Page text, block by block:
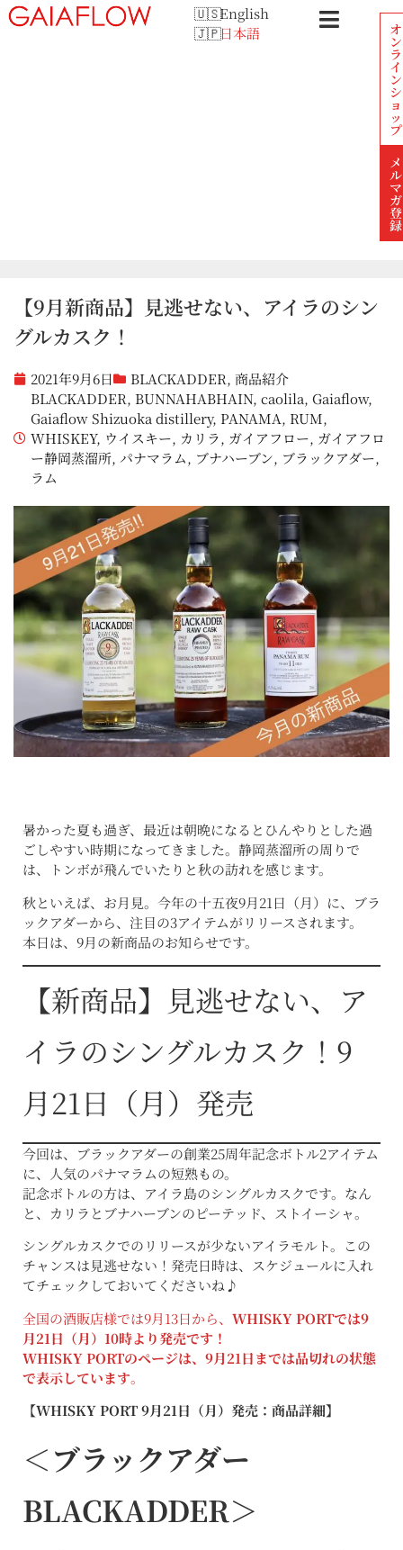
English
日本語
オ
ン
ラ
イ
ン
シ
ョ
ッ
プ
メ
ル
マ
ガ
登
録
【9月新商品】見逃せない、アイラのシン
グルカスク！
2021年9月6日 BLACKADDER, 商品紹介
BLACKADDER, BUNNAHABHAIN, caolila, Gaiaflow,
Gaiaflow Shizuoka distillery, PANAMA, RUM,
WHISKEY, ウイスキー, カリラ, ガイアフロー, ガイアフロ
ー静岡蒸溜所, パナマラム, ブナハーブン, ブラックアダー,
ラム
暑かった夏も過ぎ、最近は朝晩になるとひんやりとした過
ごしやすい時期になってきました。静岡蒸溜所の周りで
は、トンボが飛んでいたりと秋の訪れを感じます。
秋といえば、お月見。今年の十五夜9月21日（月）に、ブラ
ックアダーから、注目の3アイテムがリリースされます。
本日は、9月の新商品のお知らせです。
【新商品】見逃せない、ア
イラのシングルカスク！9
月21日（月）発売
今回は、ブラックアダーの創業25周年記念ボトル2アイテム
に、人気のパナマラムの短熟もの。
記念ボトルの方は、アイラ島のシングルカスクです。なん
と、カリラとブナハーブンのピーテッド、ストイーシャ。
シングルカスクでのリリースが少ないアイラモルト。この
チャンスは見逃せない！発売日時は、スケジュールに入れ
てチェックしておいてくださいね♪
全国の酒販店様では9月13日から、 WHISKY PORTでは9
月21日（月）10時より発売です！
WHISKY PORTのページは、9月21日までは品切れの状態
で表示しています。
【WHISKY PORT 9月21日（月）発売：商品詳細】
＜ブラックアダー
BLACKADDER＞